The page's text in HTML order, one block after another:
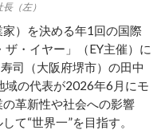
（左）
）を決める年1回の国際
・イヤー」（EY主催）に
司（大阪府堺市）の田中
域の代表が2026年6月にモ
革新性や社会への影響
て“世界一”を目指す。